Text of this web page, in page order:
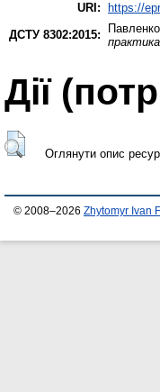
URI:
https://
ДСТУ 8302:2015:
Дії
Оглянути опис
© 2008–2026 Zhytomyr Ivan